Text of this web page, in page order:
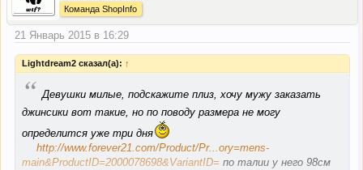
Команда ShopInfo
21 Январь 2015 в 16:29
Lightdream2 сказал(а): ↑
“ Девушки милые, подскажите плиз, хочу мужу заказать
джинсики вот такие, но по поводу размера не могу
определится уже три дня
http://www.forever21.com/Product/Pr...ory=mens-
main&ProductID=2000078698&VariantID= по талии у него 98см